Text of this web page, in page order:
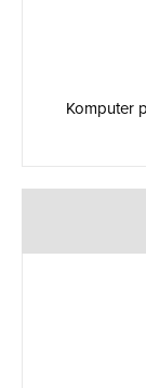
Komputer